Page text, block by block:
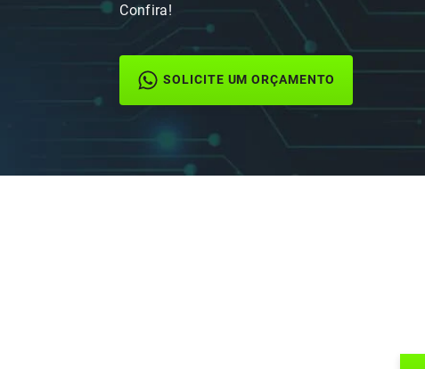
Confira!
SOLICITE UM ORÇAMENTO